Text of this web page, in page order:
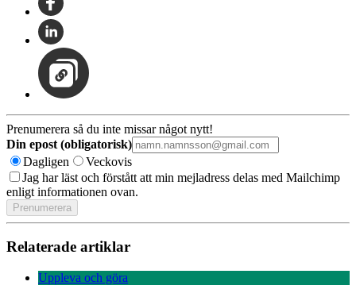
Prenumerera så du inte missar något nytt!
Din epost (obligatorisk)
Dagligen
Veckovis
Jag har läst och förstått att min mejladress delas med Mailchimp
enligt informationen ovan.
Relaterade artiklar
Uppleva och göra